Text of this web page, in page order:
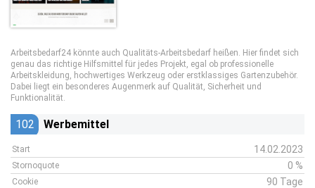
Arbeitsbedarf24 könnte auch Qualitäts-Arbeitsbedarf heißen. Hier findet sich
genau das richtige Hilfsmittel für jedes Projekt, egal ob professionelle
Arbeitskleidung, hochwertiges Werkzeug oder erstklassiges Gartenzubehör.
Dabei liegt ein besonderes Augenmerk auf Qualität, Sicherheit und
Funktionalität.
102 Werbemittel
Start 14.02.2023
Stornoquote 0 %
Cookie 90 Tage